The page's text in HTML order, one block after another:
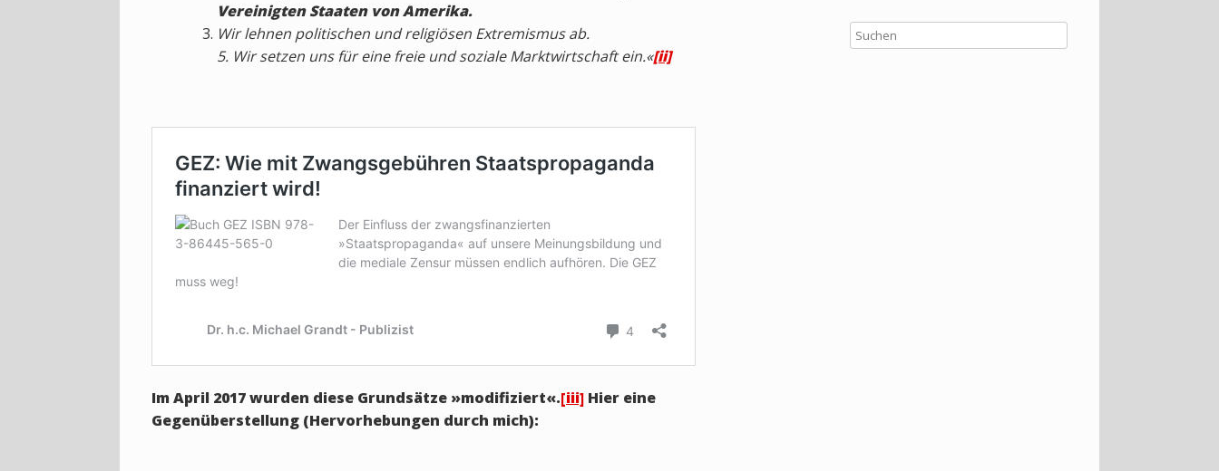
Vereinigten Staaten von Amerika.
Wir lehnen politischen und religiösen Extremismus ab.
5. Wir setzen uns für eine freie und soziale Marktwirtschaft ein.«[ii]
Im April 2017 wurden diese Grundsätze »modifiziert«.[iii] Hier eine
Gegenüberstellung (Hervorhebungen durch mich):